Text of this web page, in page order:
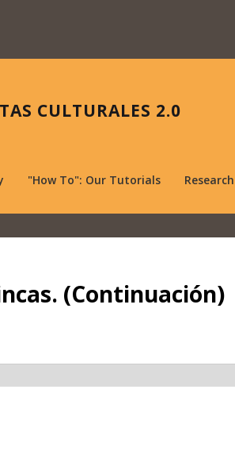
CULTURALES 2.0
"How To": Our Tutorials
(Continuación)